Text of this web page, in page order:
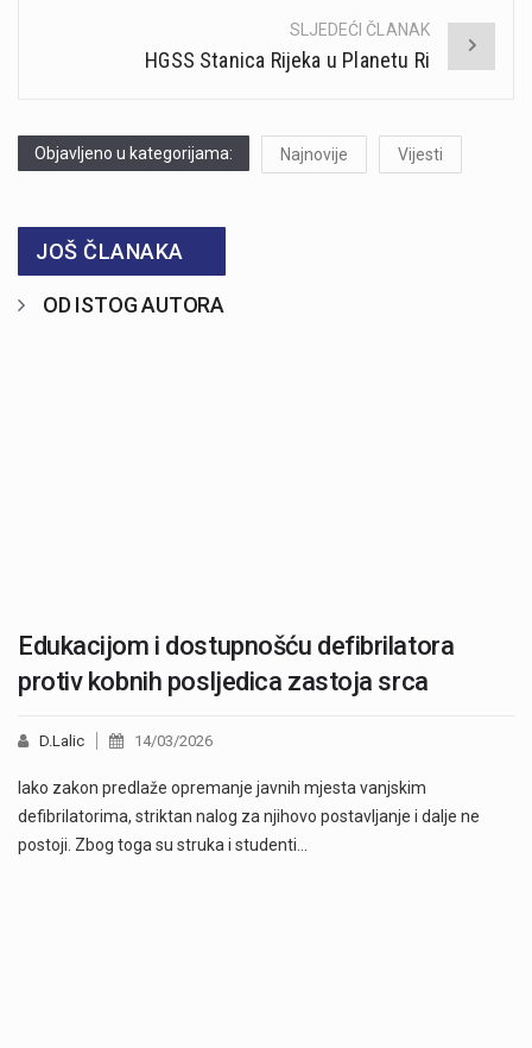
SLJEDEĆI ČLANAK
HGSS Stanica Rijeka u Planetu Ri
Objavljeno u kategorijama: Najnovije Vijesti
JOŠ ČLANAKA
OD ISTOG AUTORA
Edukacijom i dostupnošću defibrilatora
protiv kobnih posljedica zastoja srca
D.Lalic 14/03/2026
Iako zakon predlaže opremanje javnih mjesta vanjskim
defibrilatorima, striktan nalog za njihovo postavljanje i dalje ne
postoji. Zbog toga su struka i studenti…